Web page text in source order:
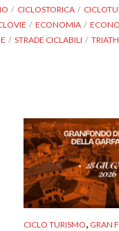
CICLOSTORICA
ECONOMIA
STRADE CICLABILI
CICLO TURISMO, GRAN